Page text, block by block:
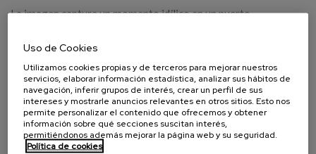
La imagen captura un momento idílico en un puerto
Al fondo, se pueden ver casas de estilo tradicional con
rústico a la escena. El agua está ligeramente agitada,
reflejando la luz dorada del atardecer, creando una atmósfera
cálida y acogedora. En primer plano, un grupo de personas de
diversas edades, que parecen ser parte de una familia,
interactúan entre sí; sus expresiones son de alegría y conexión.
Un niño se encuentra en el centro de la imagen, mirando hacia
Uso de Cookies
Utilizamos cookies propias y de terceros para mejorar nuestros
servicios, elaborar información estadística, analizar sus hábitos de
navegación, inferir grupos de interés, crear un perfil de sus
intereses y mostrarle anuncios relevantes en otros sitios. Esto nos
permite personalizar el contenido que ofrecemos y obtener
información sobre qué secciones suscitan interés,
permitiéndonos además mejorar la página web y su seguridad.
Política de cookies